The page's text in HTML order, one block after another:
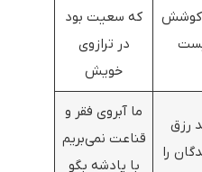
کوشش
که سعیت بود
در ترازوی
خویش
رزق
را
ما آبروی فقر و
قناعت نمی‌بریم
با پادشه بگو